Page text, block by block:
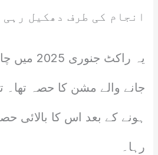
انجام کی طرف دھکیل رہی
یہ راکٹ
جانے والے مشن کا حصہ
ہونے کے بعد اس کا بالائی
رہا۔